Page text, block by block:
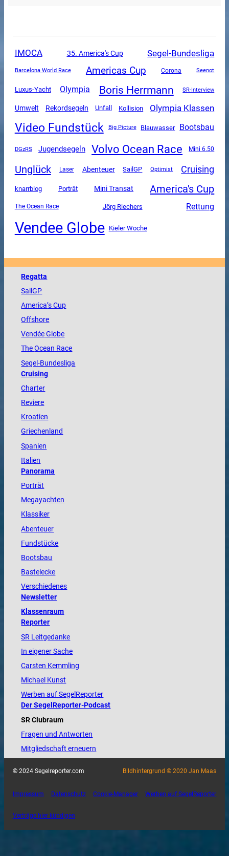
IMOCA 35. America's Cup Segel-Bundesliga
Barcelona World Race Americas Cup Corona Seenot
Luxus-Yacht Olympia Boris Herrmann SR-Interview
Umwelt Rekordsegeln Unfall Kollision Olympia Klassen
Video Fundstück Big Picture Blauwasser Bootsbau
DGzRS Jugendsegeln Volvo Ocean Race Mini 6.50
Unglück Laser Abenteuer SailGP Optimist Cruising
knarrblog Porträt Mini Transat America's Cup
The Ocean Race Jörg Riechers Rettung
Vendee Globe Kieler Woche
Regatta
SailGP
America’s Cup
Offshore
VendéeGlobe
TheOcean Race
Segel-Bundesliga
Cruising
Charter
Reviere
Kroatien
Griechenland
Spanien
Italien
Panorama
Porträt
Megayachten
Klassiker
Abenteuer
Fundstücke
Bootsbau
Bastelecke
Verschiedenes
Newsletter
Klassenraum
Reporter
SR Leitgedanke
In eigener Sache
Carsten Kemmling
Michael Kunst
Werben auf SegelReporter
Der SegelReporter-Podcast
SR Clubraum
Fragen und Antworten
Mitgliedschaft erneuern
© 2024 Segelreporter.com Bildhintergrund © 2020 Jan Maas
Impressum Datenschutz Cookie-Manager Werben auf SegelReporter
Verträge hier kündigen